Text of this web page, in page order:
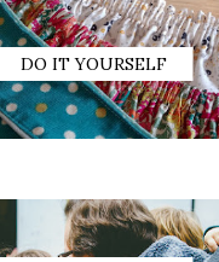
DO IT YOURSELF